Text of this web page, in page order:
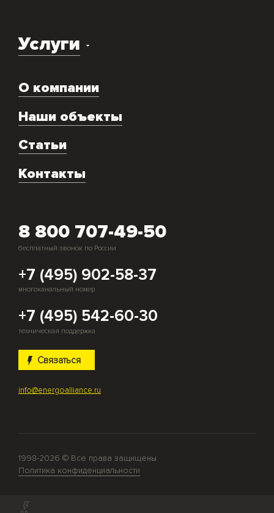
Услуги
Экспертиза объекта
Техническое обслуживание
Аренда
Монтаж и подключение оборудования
Скупка генераторов
О компании
Наши объекты
Статьи
Контакты
8 800 707-49-50
бесплатный звонок по России
+7 (495) 902-58-37
многоканальный номер
+7 (495) 542-60-30
техническая поддержка
Связаться
info@energoalliance.ru
1998-2026 © Все права защищены
Политика конфиденциальности